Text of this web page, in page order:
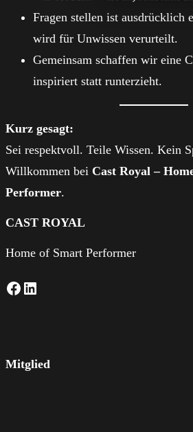
Fragen stellen ist ausdrücklich
wird für Unwissen verurteilt.
Gemeinsam schaffen wir eine
inspiriert statt runterzieht.
Kurz gesagt:
Sei respektvoll. Teile Wissen. Kein
Willkommen bei Cast Royal –
Performer.
CAST ROYAL
Home of Smart Performer
Facebook LinkedIn
Mitglied